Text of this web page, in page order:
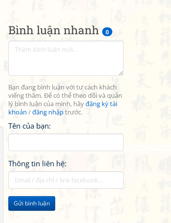
Bình luận nhanh 0
Bạn đang bình luận với tư cách khách
viếng thăm. Để có thể theo dõi và quản
lý bình luận của mình, hãyđăng ký tài
khoản /đăng nhậptrước.
Tên của bạn:
Thông tin liên hệ:
Gửi bình luận